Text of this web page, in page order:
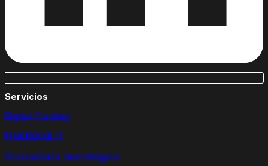
Servicios
Digital Training
Fractional IT
Consultoría tecnológica